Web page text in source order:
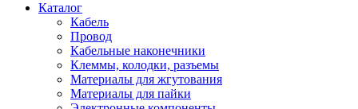
Каталог
Кабель
Провод
Кабельные наконечники
Клеммы, колодки, разъемы
Материалы для жгутования
Материалы для пайки